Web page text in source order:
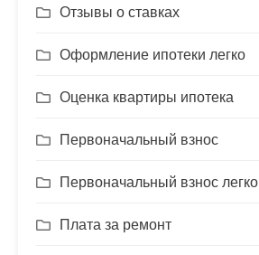
Отзывы о ставках
Оформление ипотеки легко
Оценка квартиры ипотека
Первоначальный взнос
Первоначальный взнос легко
Плата за ремонт